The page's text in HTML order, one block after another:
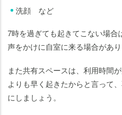
洗顔 など
7時を過ぎても起きてこない場
声をかけに自室に来る場合があり
また共有スペースは、利用時間
よりも早く起きたからと言って
にしましょう。